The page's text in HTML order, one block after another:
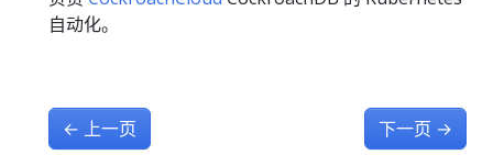
自动化。
← 上一页 下一页 →